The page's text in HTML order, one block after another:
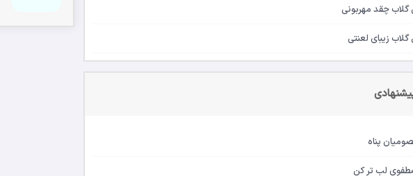
گلاب چقد مهربونی
زیبای لعنتی
پناه
لب تر کن